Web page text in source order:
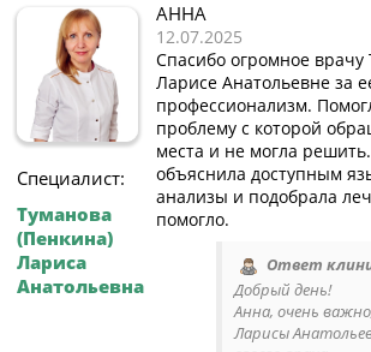
Специалист:
Туманова
(Пенкина)
Лариса
Анатольевна
АННА
12.07.2025
Спасибо огромное врачу
Ларисе Анатольевне за
профессионализм.
проблему с которой
места и не могла
объяснила доступным
анализы и подобрала
помогло.
Ответ
Добрый день!
Анна, очень
Ларисы